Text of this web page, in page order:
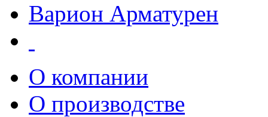
Варион Арматурен
О компании
О производстве